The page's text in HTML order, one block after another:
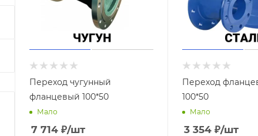
Переход чугунный
фланцевый 100*50
Мало
7 714 ₽/шт
Переход
100*50
Мало
3 354₽/шт